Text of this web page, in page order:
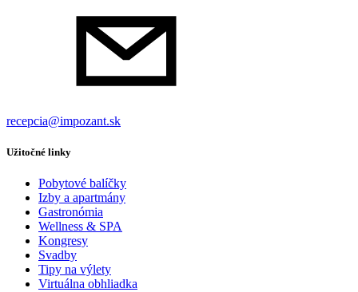
recepcia@impozant.sk
Užitočné linky
Pobytové balíčky
Izby a apartmány
Gastronómia
Wellness & SPA
Kongresy
Svadby
Tipy na výlety
Virtuálna obhliadka